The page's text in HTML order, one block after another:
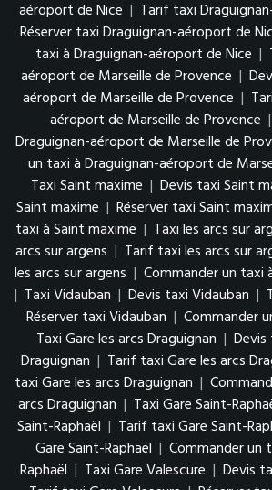
aéroport de Nice | Tarif taxi
Réserver taxi Draguignan-aéroport de
taxi à Draguignan-aéroport de Nice |
aéroport de Marseille de Provence |
aéroport de Marseille de Provence |
aéroport de Marseille de Provence |
Draguignan-aéroport de Marseille de
un taxi à Draguignan-aéroport de
Taxi Saint maxime | Devis taxi Saint
Saint maxime | Réserver taxi Saint
taxi à Saint maxime | Taxi les arcs sur
arcs sur argens | Tarif taxi les arcs sur
les arcs sur argens | Commander un taxi
| Taxi Vidauban | Devis taxi Vidauban |
Réserver taxi Vidauban | Commander
Taxi Gare les arcs Draguignan | Devis
Draguignan | Tarif taxi Gare les arcs
taxi Gare les arcs Draguignan |
arcs Draguignan | Taxi Gare Saint-
Saint-Raphaël | Tarif taxi Gare Saint-
Gare Saint-Raphaël | Commander un
Raphaël | Taxi Gare Valescure | Devis